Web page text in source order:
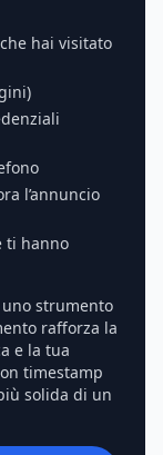
hai visitato
l’annuncio
ti hanno
strumento
rafforza la
e la tua
timestamp
solida di un